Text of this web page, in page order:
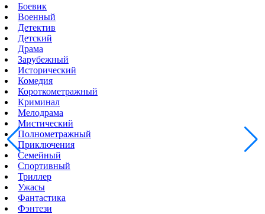
Боевик
Военный
Детектив
Детский
Драма
Зарубежный
Исторический
Комедия
Короткометражный
Криминал
Мелодрама
Мистический
Полнометражный
Приключения
Семейный
Спортивный
Триллер
Ужасы
Фантастика
Фэнтези